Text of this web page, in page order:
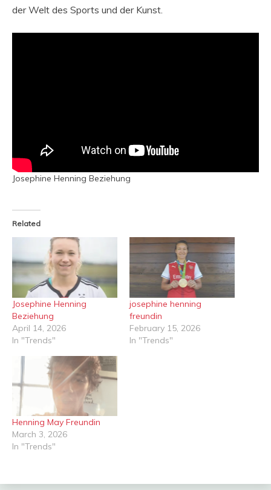
der Welt des Sports und der Kunst.
Josephine Henning Beziehung
Related
Josephine Henning
Beziehung
April 14, 2026
In "Trends"
josephine henning
freundin
February 15, 2026
In "Trends"
Henning May Freundin
March 3, 2026
In "Trends"